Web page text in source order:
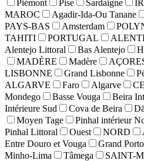
Piémont Pise Sardaigne
MAROC
Agadir-Ida-Ou Tanane
PAYS-BAS
Amsterdam
TAHITI
PORTUGAL
Alentejo Littoral
Bas Alentejo
MADÈRE
Madère
LISBONNE
Grand Lisbonne
ALGARVE
Faro Algarve
Mondego
Basse Vouga Beira
Intérieure Sud
Cova de Beira
Moyen Tage
Pinhal intérieur
Pinhal Littoral
Ouest NORD
Entre Douro et Vouga
Grand Porto
Minho-Lima
Tâmega SAINT-